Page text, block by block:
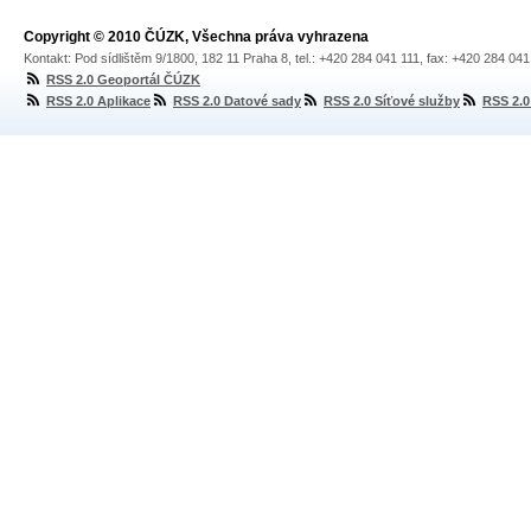
Copyright © 2010 ČÚZK, Všechna práva vyhrazena
Kontakt: Pod sídlištěm 9/1800, 182 11 Praha 8, tel.: +420 284 041 111, fax: +420 284
RSS 2.0 Geoportál ČÚZK
RSS 2.0 Aplikace
RSS 2.0 Datové sady RSS 2.0 Síťové služby RSS